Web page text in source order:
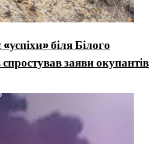
біля Білого
заяви окупантів